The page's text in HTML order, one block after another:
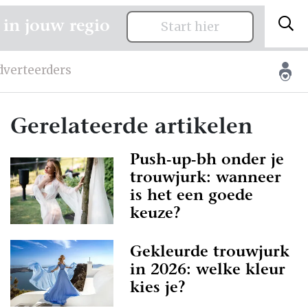
in jouw regio Start hier
Gerelateerde artikelen
Push-up-bh onder je
trouwjurk: wanneer
is het een goede
keuze?
Gekleurde trouwjurk
in 2026: welke kleur
kies je?